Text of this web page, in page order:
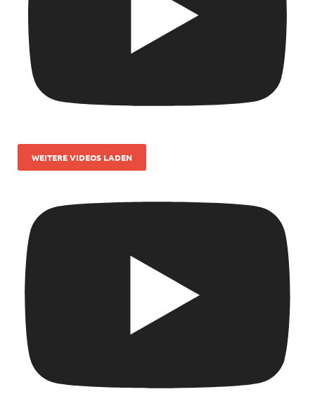
WEITERE VIDEOS LADEN